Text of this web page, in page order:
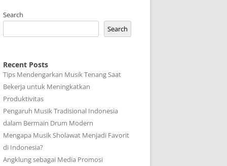
Search
Search
Recent Posts
Tips Mendengarkan Musik Tenang Saat
Bekerja untuk Meningkatkan
Produktivitas
Pengaruh Musik Tradisional Indonesia
dalam Bermain Drum Modern
Mengapa Musik Sholawat Menjadi Favorit
di Indonesia?
Angklung sebagai Media Promosi